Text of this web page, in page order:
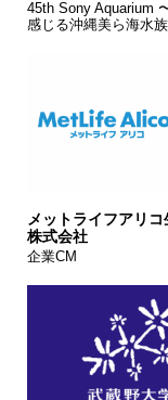
45th Sony Aquarium
感じる沖縄美ら海水
メットライフアリ
株式会社
企業CM